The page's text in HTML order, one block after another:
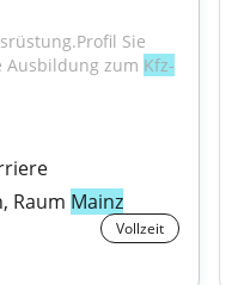
Sie
Ausbildung zum Kfz-
Raum Mainz
Vollzeit